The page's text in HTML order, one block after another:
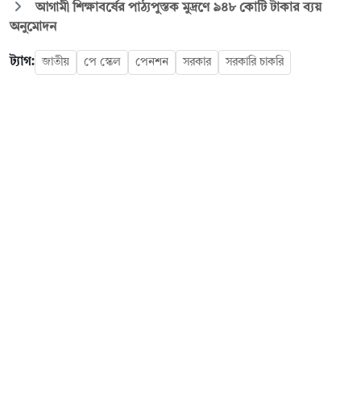
আগামী শিক্ষাবর্ষের পাঠ্যপুস্তক মুদ্রণে ৯৪৮ কোটি টাকার ব্যয়
অনুমোদন
ট্যাগ: জাতীয় পে স্কেল পেনশন সরকার সরকারি চাকরি